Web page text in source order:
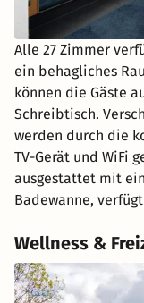
Alle 27 Zimmer
ein behagliches
können die Gäste
Schreibtisch.
werden durch die
TV-Gerät und WiFi
ausgestattet mit
Badewanne,
Wellness &